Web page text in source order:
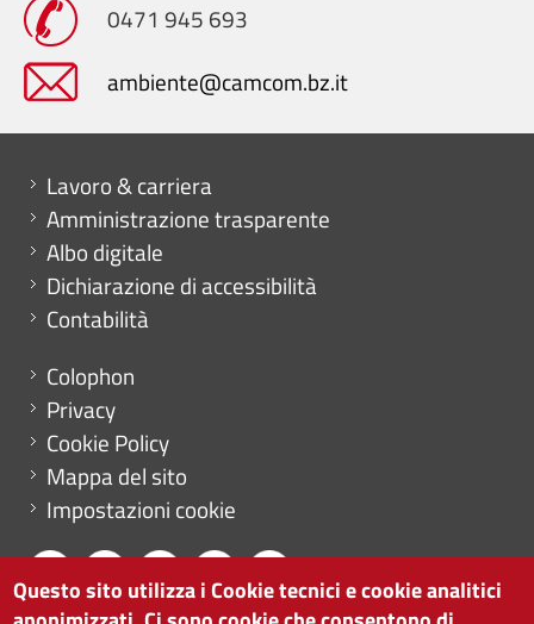
0471 945 693
ambiente@camcom.bz.it
Mini menu di servizio
Lavoro & carriera
Amministrazione trasparente
Albo digitale
Dichiarazione di accessibilità
Contabilità
Menu footer
Colophon
Privacy
Cookie Policy
Mappa del sito
Impostazioni cookie
Questo sito utilizza i Cookie tecnici e cookie analitici